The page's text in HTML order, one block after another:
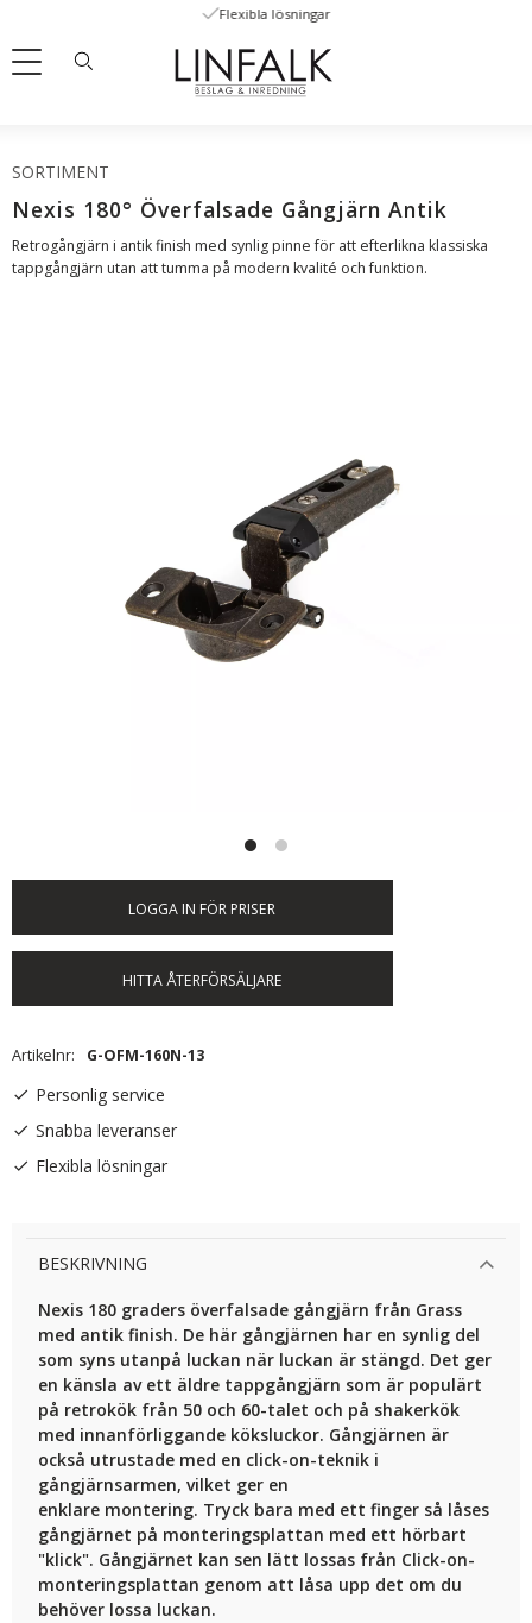
Meny
Flexibla lösningar
SORTIMENT
Nexis 180° Överfalsade Gångjärn Antik
Retrogångjärn i antik finish med synlig pinne för att efterlikna klassiska
tappgångjärn utan att tumma på modern kvalité och funktion.
LOGGA IN FÖR PRISER
HITTA ÅTERFÖRSÄLJARE
Artikelnr G-OFM-160N-13
Personlig service
Snabba leveranser
Flexibla lösningar
BESKRIVNING
Nexis 180 graders överfalsade gångjärn från Grass
med antik finish. De här gångjärnen har en synlig del
som syns utanpå luckan när luckan är stängd. Det ger
en känsla av ett äldre tappgångjärn som är populärt
på retrokök från 50 och 60-talet och på shakerkök
med innanförliggande köksluckor. Gångjärnen är
också utrustade med en click-on-teknik i
gångjärnsarmen, vilket ger en
enklare montering. Tryck bara med ett finger så låses
gångjärnet på monteringsplattan med ett hörbart
"klick". Gångjärnet kan sen lätt lossas från Click-on-
monteringsplattan genom att låsa upp det om du
behöver lossa luckan.